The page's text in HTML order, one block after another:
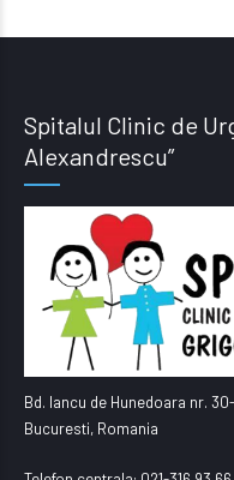
Spitalul Clinic de
Alexandrescu”
Bd. Iancu de Hunedoara nr.
Bucuresti, Romania